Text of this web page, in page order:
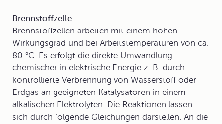
Brennstoffzelle
Brennstoffzellen arbeiten mit einem hohen
Wirkungsgrad und bei Arbeitstemperaturen von ca.
80 °C. Es erfolgt die direkte Umwandlung
chemischer in elektrische Energie z. B. durch
kontrollierte Verbrennung von Wasserstoff oder
Erdgas an geeigneten Katalysatoren in einem
alkalischen Elektrolyten. Die Reaktionen lassen
sich durch folgende Gleichungen darstellen. An die